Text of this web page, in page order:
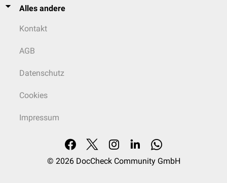
Alles andere
Kontakt
AGB
Datenschutz
Cookies
Impressum
© 2026 DocCheck Community GmbH